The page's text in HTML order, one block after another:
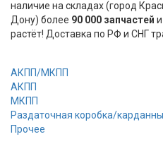
наличие на складах (город
Дону) более 90 000 запчастей
растёт! Доставка по РФ и СНГ
АКПП/МКПП
АКПП
МКПП
Раздаточная коробка/
Прочее